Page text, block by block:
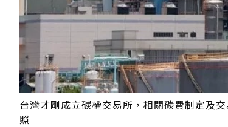
台灣才剛成立碳權交易所，相關碳費制定及
照